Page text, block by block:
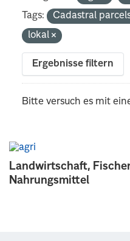
Landwirtschaft,
Nahrungsmittel
Tags:
Cadastral
lokal
Ergebnisse filtern
Bitte versuch es mit